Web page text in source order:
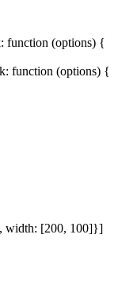
function (options) {
function (options) {
width: [200, 100]}]